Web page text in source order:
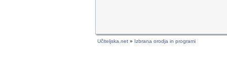
Učiteljska.net » Izbrana orodja in programi